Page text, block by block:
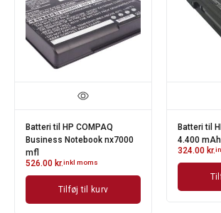
Batteri til HP COMPAQ
Business Notebook nx7000
mfl
526.00 kr.inkl moms
Tilføj til kurv
Batteri til
4.400 mAh
324.00 kr.